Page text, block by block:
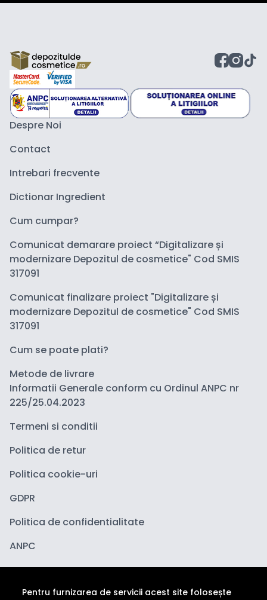
Despre Noi
Contact
Intrebari frecvente
Dictionar Ingredient
Cum cumpar?
Comunicat demarare proiect “Digitalizare și
modernizare Depozitul de cosmetice" Cod SMIS
317091
Comunicat finalizare proiect "Digitalizare și
modernizare Depozitul de cosmetice" Cod SMIS
317091
Cum se poate plati?
Metode de livrare
Informatii Generale conform cu Ordinul ANPC nr
225/25.04.2023
Termeni si conditii
Politica de retur
Politica cookie-uri
GDPR
Politica de confidentialitate
ANPC
Pentru furnizarea de servicii acest site folosește